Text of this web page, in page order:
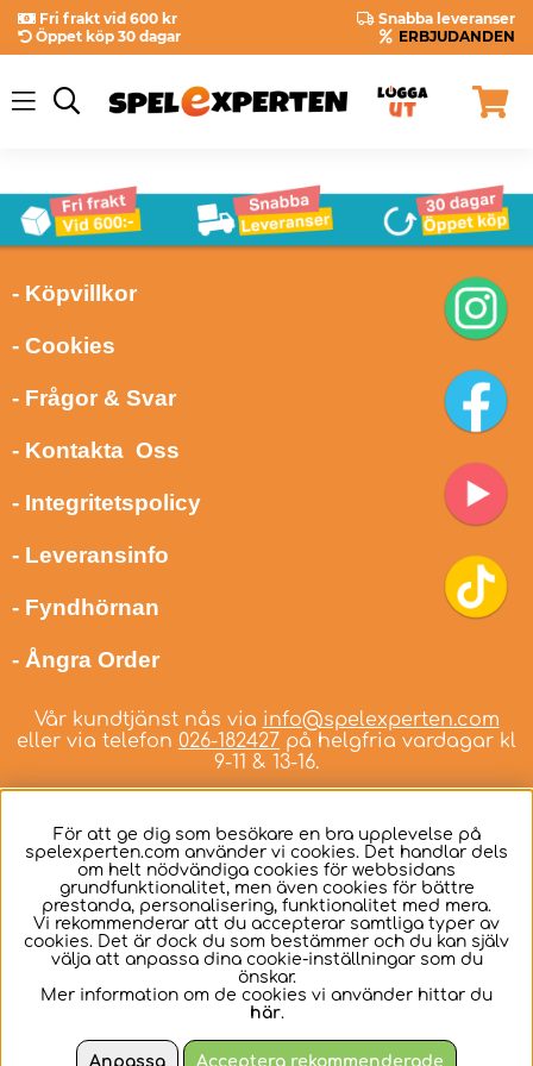
Fri frakt vid 600 kr
Snabba leveranser
Öppet köp 30 dagar
ERBJUDANDEN
- Köpvillkor
- Cookies
- Frågor & Svar
- Kontakta Oss
- Integritetspolicy
- Leveransinfo
- Fyndhörnan
- Ångra Order
Vår kundtjänst nås via info@spelexperten.com
eller via telefon 026-182427 på helgfria vardagar kl
9-11 & 13-16.
Svenska
För att ge dig som besökare en bra upplevelse på
spelexperten.com använder vi cookies. Det handlar dels
om helt nödvändiga cookies för webbsidans
grundfunktionalitet, men även cookies för bättre
prestanda, personalisering, funktionalitet med mera.
Vi rekommenderar att du accepterar samtliga typer av
cookies. Det är dock du som bestämmer och du kan själv
välja att anpassa dina cookie-inställningar som du
önskar.
Mer information om de cookies vi använder hittar du
här.
Anpassa Acceptera rekommenderade